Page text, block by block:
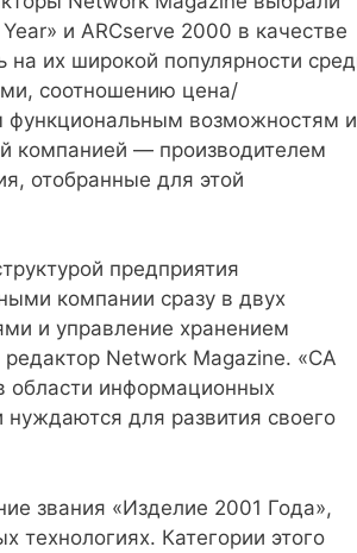
и ARCserve 2000 в качестве
их широкой популярности
соотношению цена/
функциональным возможностям и
компанией — производителем
отобранные для этой
предприятия
компании сразу в двух
и управление хранением
Network Magazine. «CA
области информационных
для развития своего
звания «Изделие 2001 Года»,
Категории этого